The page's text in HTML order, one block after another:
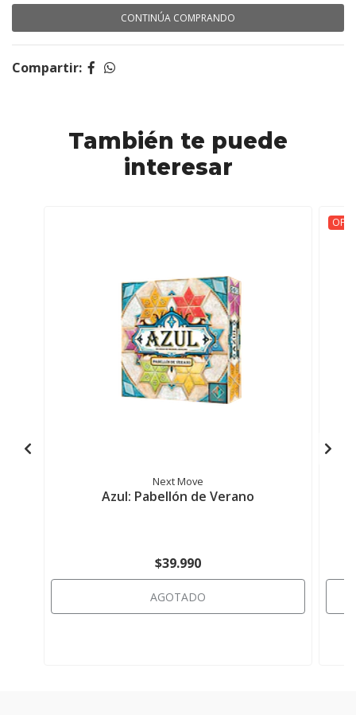
CONTINÚA COMPRANDO
Compartir:
También te puede
interesar
Next Move
Azul: Pabellón de Verano
$39.990
AGOTADO